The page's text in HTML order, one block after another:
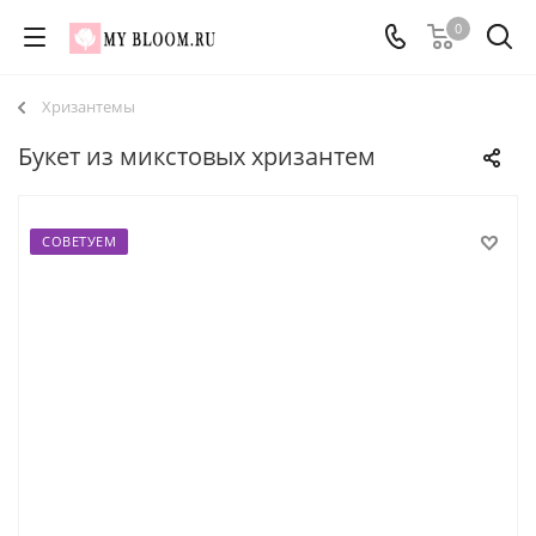
0
Хризантемы
Букет из микстовых хризантем
СОВЕТУЕМ